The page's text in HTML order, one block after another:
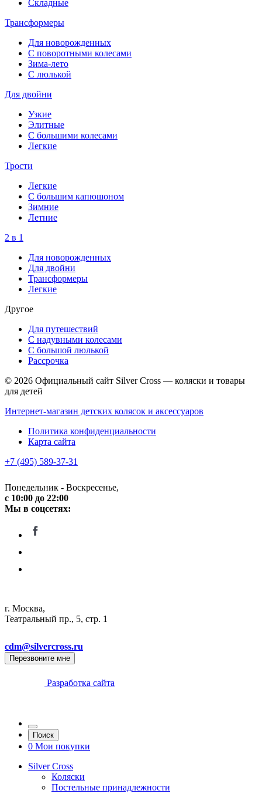
Складные
Трансформеры
Для новорожденных
С поворотными колесами
Зима-лето
С люлькой
Для двойни
Узкие
Элитные
С большими колесами
Легкие
Трости
Легкие
С большим капюшоном
Зимние
Летние
2 в 1
Для новорожденных
Для двойни
Трансформеры
Легкие
Другое
Для путешествий
С надувными колесами
С большой люлькой
Рассрочка
© 2026 Официальный сайт Silver Cross — коляски и товары
для детей
Интернет-магазин детских колясок и аксессуаров
Политика конфиденциальности
Карта сайта
+7 (495) 589-37-31
Понедельник - Воскресенье,
c 10:00 до 22:00
Мы в соцсетях:
г. Москва,
Театральный пр., 5, стр. 1
cdm@silvercross.ru
Перезвоните мне
Разработка сайта
Поиск
0 Мои покупки
Silver Cross
Коляски
Постельные принадлежности